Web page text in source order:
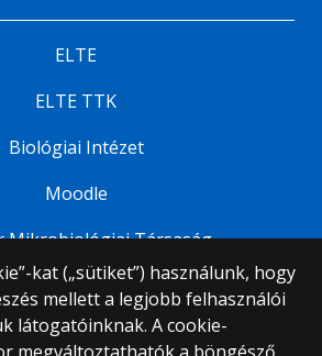
kat („sütiket”) használunk, hogy
mellett a legjobb felhasználói
látogatóinknak. A cookie-
ELTE
ELTE TTK
Biológiai Intézet
Moodle
Mikrobiológiai Társaság
Loránd Tudományegyetem
jog fenntartva.